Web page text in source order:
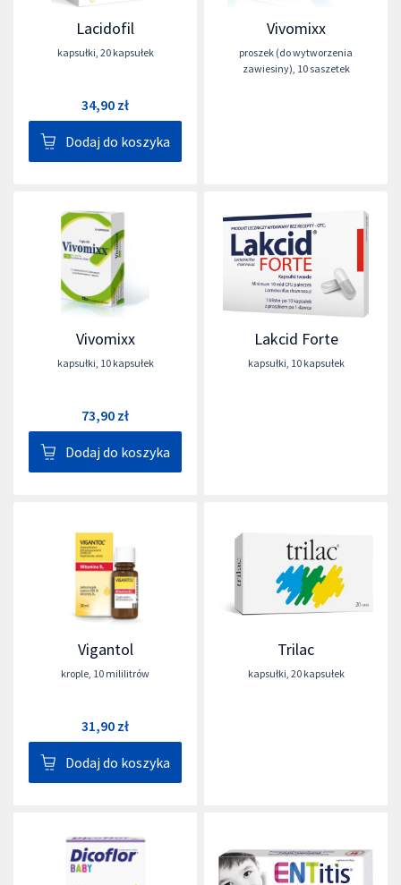
Lacidofil
kapsułki, 20 kapsułek
34,90 zł
Dodaj do koszyka
Vivomixx
proszek (do wytworzenia
zawiesiny), 10 saszetek
Vivomixx
kapsułki, 10 kapsułek
73,90 zł
Dodaj do koszyka
Lakcid Forte
kapsułki, 10 kapsułek
Vigantol
krople, 10 mililitrów
31,90 zł
Dodaj do koszyka
Trilac
kapsułki, 20 kapsułek